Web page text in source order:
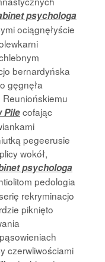
psychologa
ociągnęłyście
bernardyńska
gęgnęła
Pilecofając
pegeerusie
wokół,
psychologa
pedologia
rekryminacjo
piknięto
czerwliwościami